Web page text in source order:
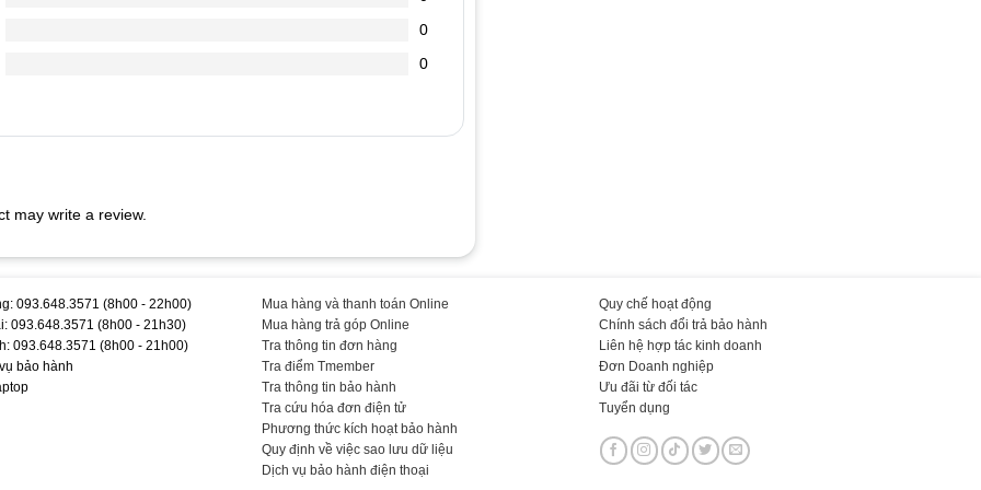
hơn.
vào Laptop (vì dòng điện đi vào sạc nó sẽ ổn định dòng
chết nguồn
0
0
may write a review.
093.648.3571 (8h00 - 22h00)
093.648.3571 (8h00 - 21h30)
093.648.3571 (8h00 - 21h00)
bảo hành
Mua hàng và thanh toán Online
Mua hàng trả góp Online
Tra thông tin đơn hàng
Tra điểm Tmember
Tra thông tin bảo hành
Tra cứu hóa đơn điện tử
Phương thức kích hoạt bảo hành
Quy định về việc sao lưu dữ liệu
Dịch vụ bảo hành điện thoại
Quy chế hoạt động
Chính sách đổi trả bảo hành
Liên hệ hợp tác kinh doanh
Đơn Doanh nghiệp
Ưu đãi từ đối tác
Tuyển dụng